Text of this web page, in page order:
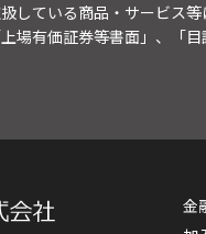
している商品・サービス
上場有価証券等書面」、「
金